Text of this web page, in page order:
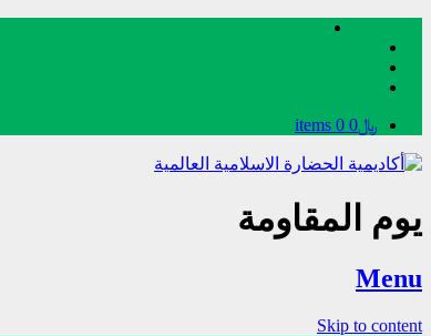
﷼0 0 items
يوم المقاومة
Menu
Skip to content